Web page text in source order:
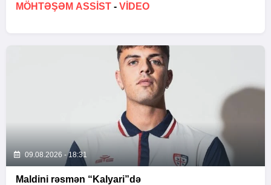
MÖHTƏŞƏM ASSIST - VİDEO
09.08.2026 - 18:31
Maldini rəsmən “Kalyari”də